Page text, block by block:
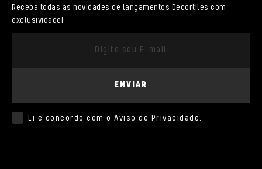
Receba todas as novidades de lançamentos Decortiles com
exclusividade!
ENVIAR
Li e concordo com o Aviso de Privacidade.